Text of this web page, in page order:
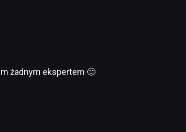
żadnym ekspertem 🙂